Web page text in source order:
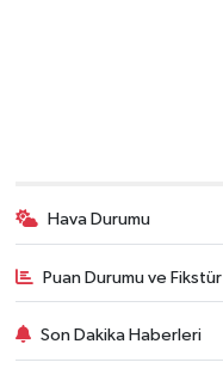
Hava Durumu
Puan Durumu ve Fikstür
Son Dakika Haberleri